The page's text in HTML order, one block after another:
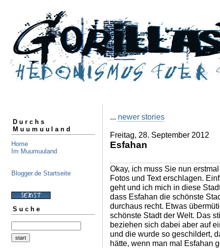
Durchs
Muumuuland
Home
Im Muumuuland
Blogger.de Startseite
Suche
... newer stories
Freitag, 28. September 2012
Esfahan
Okay, ich muss Sie nun
Fotos und Text erschlagen.
geht und ich mich in diese
dass Esfahan die schönste
durchaus recht. Etwas
schönste Stadt der Welt. Das
beziehen sich dabei aber auf
und die wurde so geschildert,
hätte, wenn man mal Esfahan